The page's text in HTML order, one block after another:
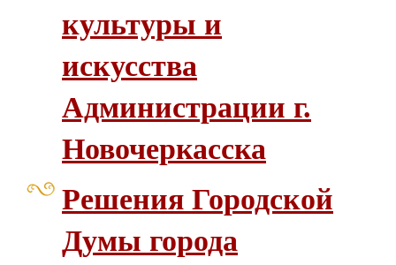
культуры и
искусства
Администрации г.
Новочеркасска
Решения Городской
Думы города